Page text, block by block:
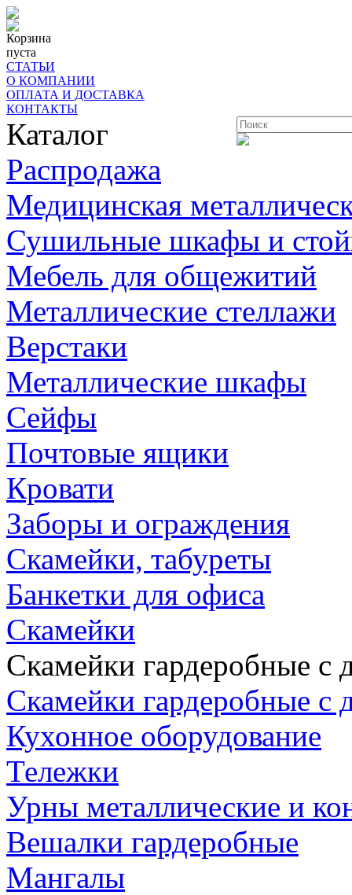
Корзина
пуста
СТАТЬИ
О КОМПАНИИ
ОПЛАТА И ДОСТАВКА
КОНТАКТЫ
Каталог
Распродажа
Медицинская
Сушильные шкафы и
Мебель для общежитий
Металлические стеллажи
Верстаки
Металлические шкафы
Сейфы
Почтовые ящики
Кровати
Заборы и ограждения
Скамейки, табуреты
Банкетки для офиса
Скамейки
Скамейки гардеробные с
Скамейки гардеробные с
Кухонное оборудование
Тележки
Урны металлические и
Вешалки гардеробные
Мангалы